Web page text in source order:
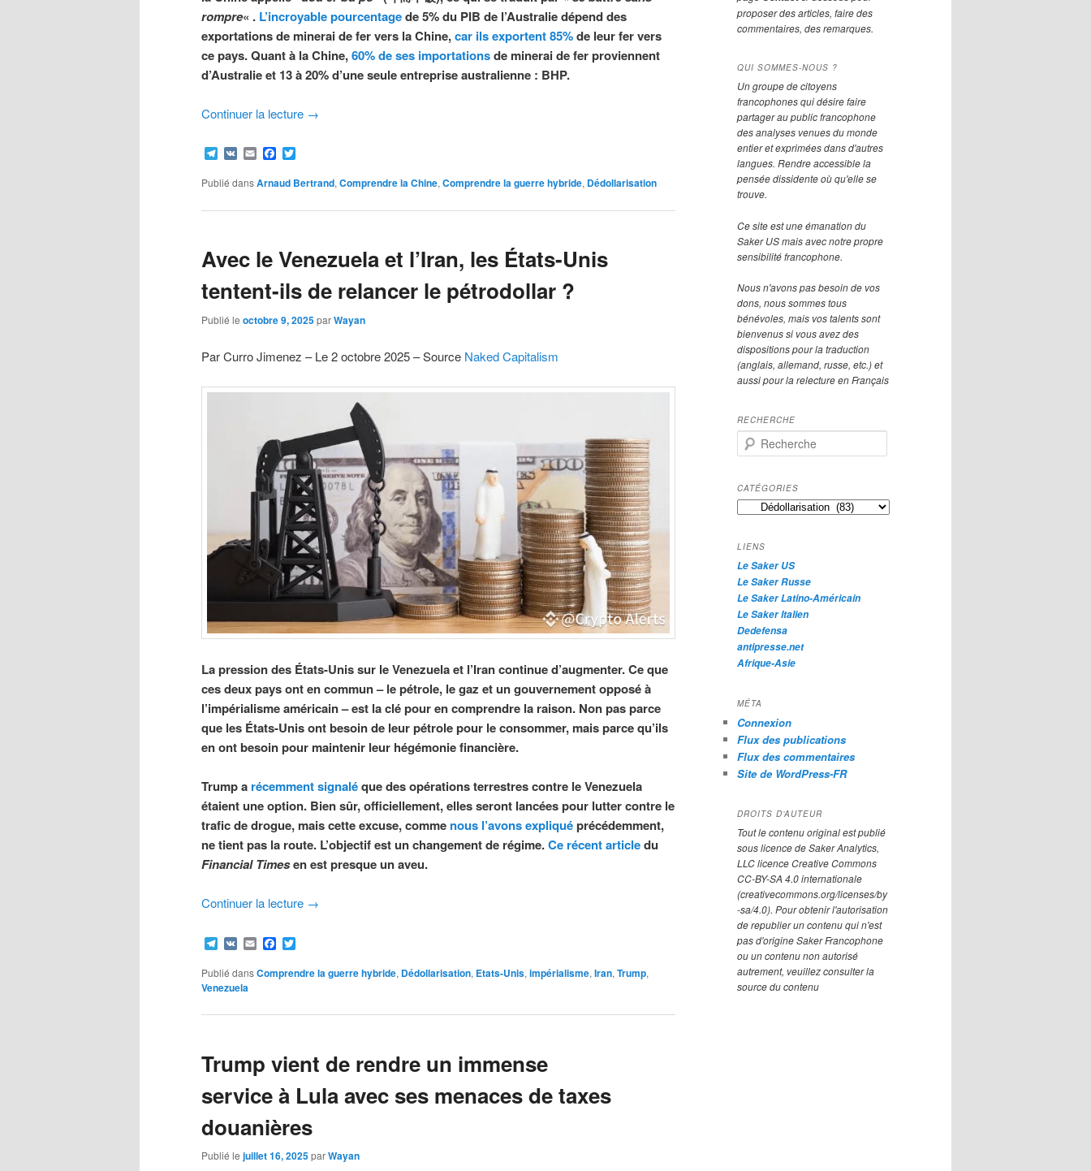
rompre« . L’incroyable pourcentagede 5% du PIB de l’Australie dépend des
exportations de minerai de fer vers la Chine,car ils exportent 85%de leur fer vers
ce pays. Quant à la Chine,60% de ses importationsde minerai de fer proviennent
d’Australie et 13 à 20% d’une seule entreprise australienne : BHP.
Continuer la lecture →
Telegram
VK EmailFacebook
Publié dansArnaud Bertrand, Comprendre la Chine, Comprendre la guerre hybride, Dédollarisation
Avec le Venezuela et l’Iran, les États-Unis
tentent-ils de relancer le pétrodollar ?
Publié le octobre 9, 2025parWayan
Par Curro Jimenez – Le 2 octobre 2025 – Source Naked Capitalism
La pression des États-Unis sur le Venezuela et l’Iran continue d’augmenter. Ce que
ces deux pays ont en commun – le pétrole, le gaz et un gouvernement opposé à
l’impérialisme américain – est la clé pour en comprendre la raison. Non pas parce
que les États-Unis ont besoin de leur pétrole pour le consommer, mais parce qu’ils
en ont besoin pour maintenir leur hégémonie financière.
Trump a récemment signaléque des opérations terrestres contre le Venezuela
étaient une option. Bien sûr, officiellement, elles seront lancées pour lutter contre le
trafic de drogue, mais cette excuse, comme nous l’avons expliquéprécédemment,
ne tient pas la route. L’objectif est un changement de régime.Ce récent articledu
Financial Timesen est presque un aveu.
Continuer la lecture →
Telegram
VK EmailFacebook
Publié dansComprendre la guerre hybride, Dédollarisation, Etats-Unis, impérialisme, Iran, Trump,
Venezuela
Trump vient de rendre un immense
service à Lula avec ses menaces de taxes
douanières
Publié le juillet 16, 2025parWayan
proposer des articles, faire des
commentaires, des remarques.
QUI SOMMES-NOUS ?
Un groupe de citoyens
francophones qui désire faire
partager au public francophone
des analyses venues du monde
entier et exprimées dans d'autres
langues. Rendre accessible la
pensée dissidente où qu'elle se
trouve.
Ce site est une émanation du
Saker US mais avec notre propre
sensibilité francophone.
Nous n'avons pas besoin de vos
dons, nous sommes tous
bénévoles, mais vos talents sont
bienvenus si vous avez des
dispositions pour la traduction
(anglais, allemand, russe, etc.) et
aussi pour la relecture en Français
RECHERCHE
e
h
e
r
h
e
CATÉGORIES
Catégories
LIENS
Le Saker US
Le Saker Russe
Le Saker Latino-Américain
Le Saker Italien
Dedefensa
antipresse.net
Afrique-Asie
MÉTA
Connexion
Flux des publications
Flux des commentaires
Site de WordPress-FR
DROITS D’AUTEUR
Tout le contenu original est publié
sous licence de Saker Analytics,
LLC licence Creative Commons
CC-BY-SA 4.0 internationale
(creativecommons.org/licenses/by
-sa/4.0). Pour obtenir l'autorisation
de republier un contenu qui n'est
pas d'origine Saker Francophone
ou un contenu non autorisé
autrement, veuillez consulter la
source du contenu